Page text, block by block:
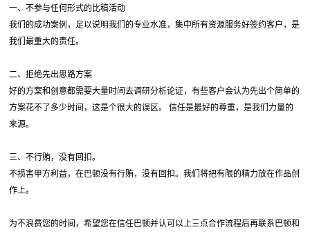
一、不参与任何形式的比稿活动
我们的成功案例，足以说明我们的专业水准，集中所有资源服务好签约客户，是
我们最重大的责任。
二、拒绝先出思路方案
好的方案和创意都需要大量时间去调研分析论证，有些客户会认为先出个简单的
方案花不了多少时间，这是个很大的误区。 信任是最好的尊重，是我们力量的
来源。
三、不行贿，没有回扣。
不损害甲方利益，在巴顿没有行贿，没有回扣。我们将把有限的精力放在作品创
作上。
为不浪费您的时间，希望您在信任巴顿并认可以上三点合作流程后再联系巴顿和